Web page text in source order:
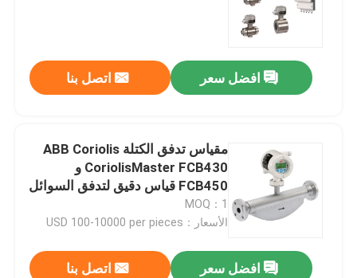
افضل سعر اتصل بنا
مقياس تدفق الكتلة ABB Coriolis
CoriolisMaster FCB430 و
FCB450 قياس دقيق لتدفق السوائل
والغازات
MOQ：1
الأسعار：USD 100-10000 per pieces
افضل سعر اتصل بنا